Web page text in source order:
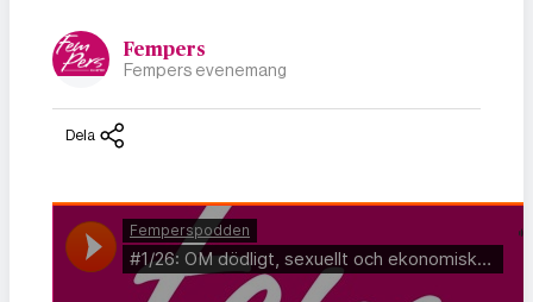
Fempers
Fempers evenemang
Dela